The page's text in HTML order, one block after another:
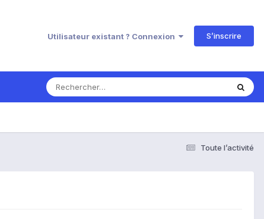
Utilisateur existant ? Connexion S’inscrire
Toute l’activité